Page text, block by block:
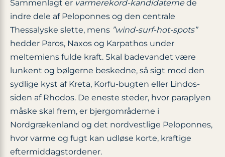
Sammenlagt er varmerekord-kandidaternede
indre dele af Peloponnes og den centrale
Thessalyske slette, mens ”wind-surf-hot-spots”
hedder Paros, Naxos og Karpathos under
meltemiens fulde kraft. Skal badevandet være
lunkent og bølgerne beskedne, så sigt mod den
sydlige kyst af Kreta, Korfu-bugten eller Lindos-
siden af Rhodos. De eneste steder, hvor paraplyen
måske skal frem, er bjergområderne i
Nordgrækenland og det nordvestlige Peloponnes,
hvor varme og fugt kan udløse korte, kraftige
eftermiddagstordener.